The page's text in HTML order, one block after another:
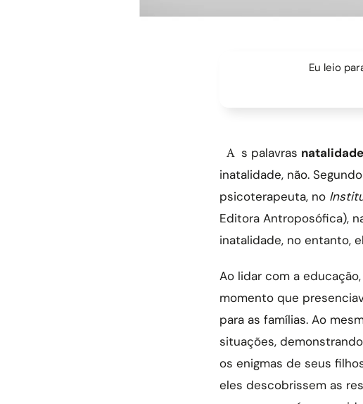
Eu leio
As palavras natalidade
inatalidade, não.
psicoterapeuta, no
Editora Antroposófica),
inatalidade, no entanto,
Ao lidar com a
momento que
para as famílias. Ao
situações,
os enigmas de seus
eles descobrissem as